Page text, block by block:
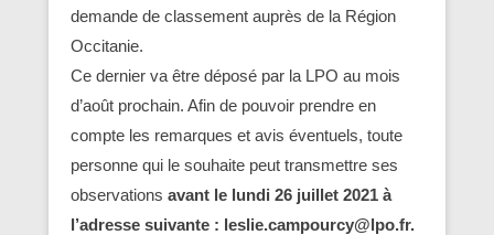
demande de classement auprès de la Région
Occitanie.
Ce dernier va être déposé par la LPO au mois
d’août prochain. Afin de pouvoir prendre en
compte les remarques et avis éventuels, toute
personne qui le souhaite peut transmettre ses
observations avant le lundi 26 juillet 2021 à
l’adresse suivante : leslie.campourcy@lpo.fr.